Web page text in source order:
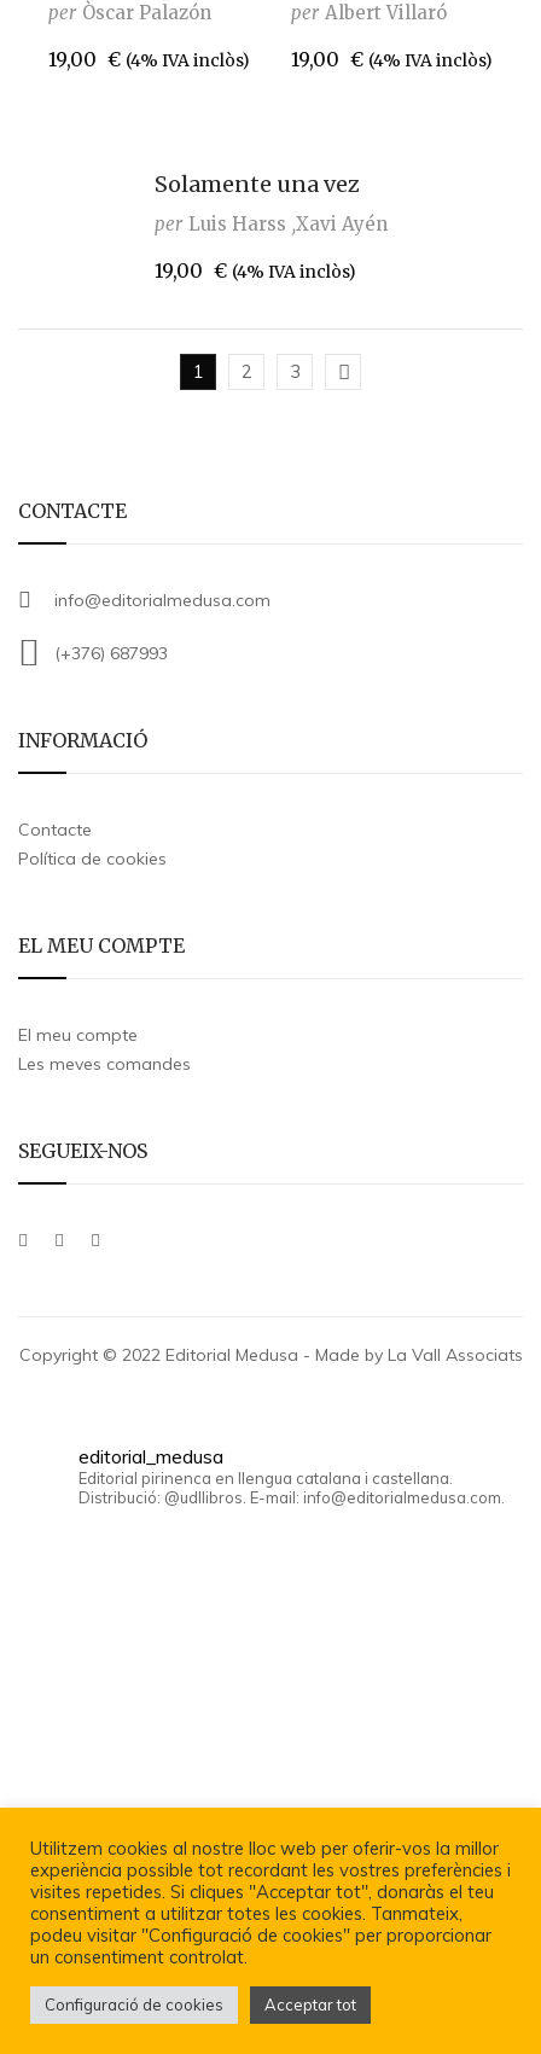
per Òscar Palazón
19,00 € (4% IVA inclòs)
per Albert Villaró
19,00 € (4% IVA inclòs)
Solamente una vez
per Luis Harss Xavi Ayén
19,00 € (4% IVA inclòs)
1 2 3
CONTACTE
info@editorialmedusa.com
(+376) 687993
INFORMACIÓ
Contacte
Política de cookies
EL MEU COMPTE
El meu compte
Les meves comandes
SEGUEIX-NOS
Copyright © 2022 Editorial Medusa - Made by La Vall Associats
editorial_medusa
Editorial pirinenca en llengua catalana i castellana.
Distribució: @udllibros. E-mail: info@editorialmedusa.com.
Política De Privacitat I Avís Legal
Utilitzem cookies al nostre lloc web per oferir-vos la millor
experiència possible tot recordant les vostres preferències i
visites repetides. Si cliques "Acceptar tot", donaràs el teu
consentiment a utilitzar totes les cookies. Tanmateix,
podeu visitar "Configuració de cookies" per proporcionar
un consentiment controlat.
Configuració de cookies Acceptar tot